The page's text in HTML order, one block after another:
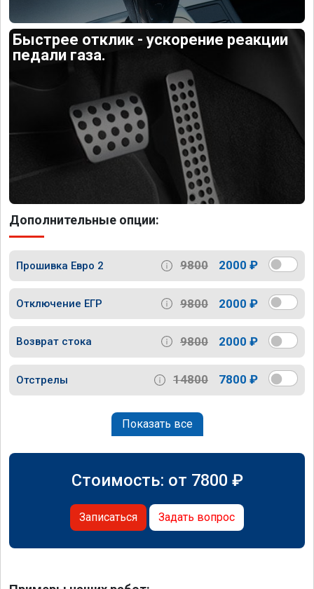
Быстрее отклик - ускорение реакции
педали газа.
Дополнительные опции:
Прошивка Евро 2 9800 2000 ₽
Отключение ЕГР 9800 2000 ₽
Возврат стока 9800 2000 ₽
Отстрелы 14800 7800 ₽
Показать все
Стоимость: от 7800 ₽
Записаться Задать вопрос